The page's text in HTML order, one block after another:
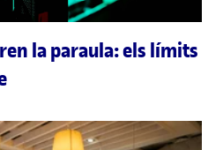
la paraula: els límits